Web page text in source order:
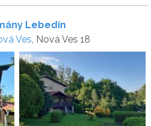
Lebedín
Ves, Nová Ves 18